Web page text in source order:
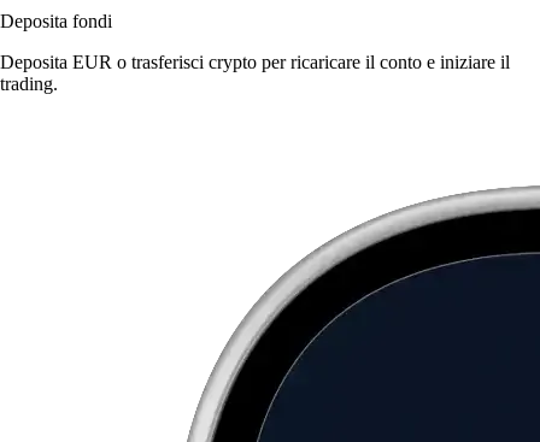
Deposita fondi
Deposita EUR o trasferisci crypto per ricaricare il conto e iniziare il
trading.